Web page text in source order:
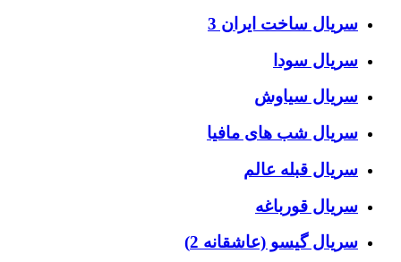
سریال ساخت ایران 3
سریال سودا
سریال سیاوش
سریال شب های مافیا
سریال قبله عالم
سریال قورباغه
سریال گیسو (عاشقانه 2)